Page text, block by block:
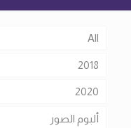
All
2018
2020
ألبوم الصور